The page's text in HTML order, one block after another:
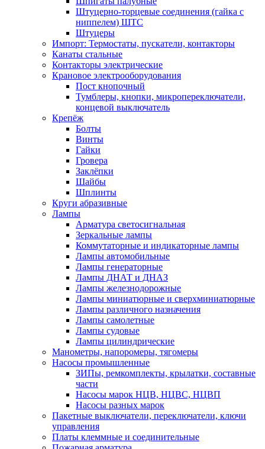
Штуцерно-торцевые соединения (гайка с
ниппелем) ШТС
Штуцеры
Импорт: Термостаты, пускатели, контакторы
Канаты стальные
Контакторы электрические
Крановое электрооборудования
Пост кнопочный
Тумблеры, кнопки, микропереключатели,
концевой выключатель
Крепёж
Болты
Винты
Гайки
Гровера
Заклёпки
Шайбы
Шплинты
Круги абразивные
Лампы
Арматура светосигнальная
Зеркальные лампы
Коммутаторные и индикаторные лампы
Лампы автомобильные
Лампы генераторные
Лампы ДНАТ и ДНАЗ
Лампы железнодорожные
Лампы миниатюрные и сверхминиатюрные
Лампы различного назначения
Лампы самолетные
Лампы судовые
Лампы цилиндрические
Манометры, напоромеры, тягомеры
Насосы промышленные
ЗИПы, ремкомплекты, крылатки, составные
части
Насосы марок НЦВ, НЦВС, НЦВП
Насосы разных марок
Пакетные выключатели, переключатели, ключи
управления
Платы клеммные и соединительные